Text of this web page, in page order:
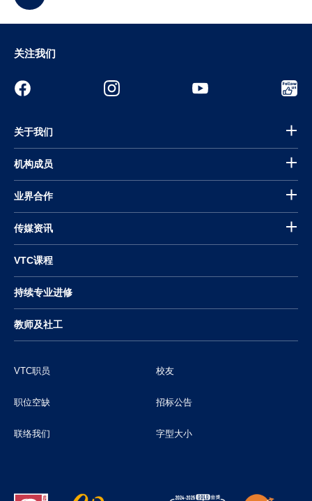
关注我们
关于我们
机构成员
业界合作
传媒资讯
VTC课程
持续专业进修
教师及社工
VTC职员 校友
职位空缺 招标公告
联络我们 字型大小